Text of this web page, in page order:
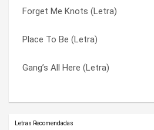
Forget Me Knots (Letra)
Place To Be (Letra)
Gang’s All Here (Letra)
Perfect Jab (Letra)
Gunz ‘n Onez (iz U Wit Me) (Letra)
Worldwide (rock The World) (Letra)
Undastand (Letra)
Who Dat? (Letra)
Worldwide (rock The World) (Letra)
Letras Recomendadas